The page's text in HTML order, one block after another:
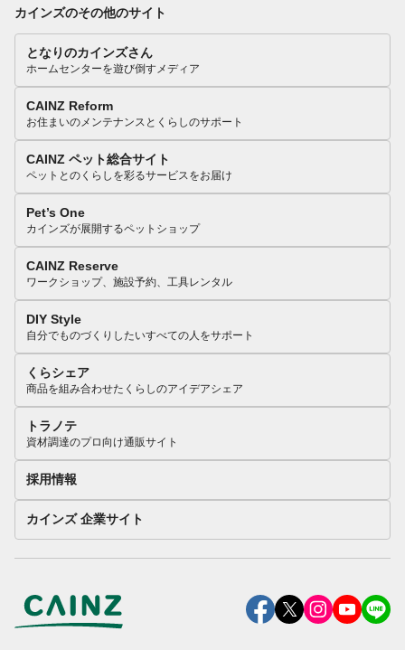
カインズのその他のサイト
となりのカインズさん
ホームセンターを遊び倒すメディア
CAINZ Reform
お住まいのメンテナンスとくらしのサポート
CAINZ ペット総合サイト
ペットとのくらしを彩るサービスをお届け
Pet’s One
カインズが展開するペットショップ
CAINZ Reserve
ワークショップ、施設予約、工具レンタル
DIY Style
自分でものづくりしたいすべての人をサポート
くらシェア
商品を組み合わせたくらしのアイデアシェア
トラノテ
資材調達のプロ向け通販サイト
採用情報
カインズ 企業サイト